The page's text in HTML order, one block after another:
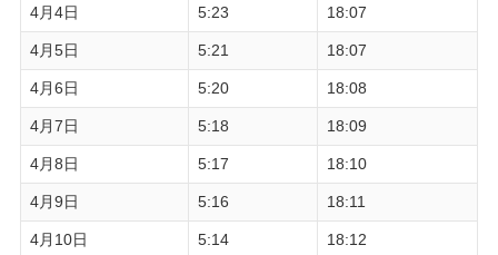
4月4日 5:23 18:07
4月5日 5:21 18:07
4月6日 5:20 18:08
4月7日 5:18 18:09
4月8日 5:17 18:10
4月9日 5:16 18:11
4月10日 5:14 18:12